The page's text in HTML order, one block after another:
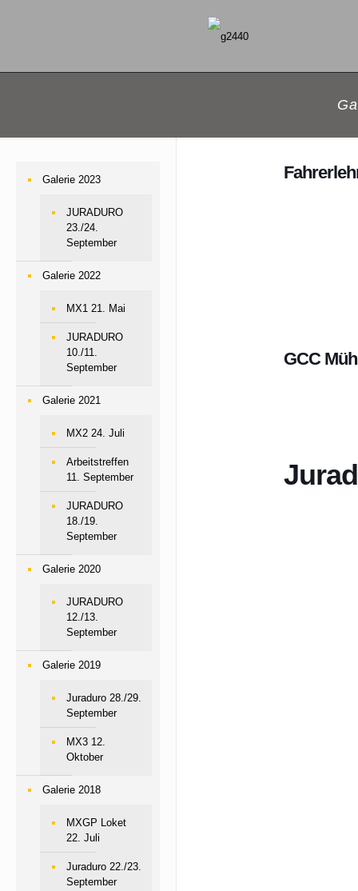
GCC
Galerie 2023
JURADURO
23./24.
September
Galerie 2022
MX1 21. Mai
JURADURO
10./11.
September
Galerie 2021
MX2 24. Juli
Arbeitstreffen
11. September
JURADURO
18./19.
September
Galerie 2020
JURADURO
12./13.
September
Galerie 2019
Juraduro 28./29.
September
MX3 12.
Oktober
Galerie 2018
MXGP Loket
22. Juli
Juraduro 22./23.
September